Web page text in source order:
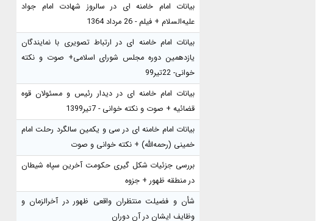
بیانات امام خامنه ای در سالروز شهادت امام جواد
علیه‌السلام + فیلم - 26 مرداد 1364
بیانات امام خامنه ای در ارتباط تصویری با نمایندگان
یازدهمین دوره مجلس شورای اسلامی+ صوت و نکته
خوانی- 22تیر99
بیانات امام خامنه ای در دیدار رئیس و مسئولان قوه
قضائیه + صوت و نکته خوانی - 7تیر1399
بیانات امام خامنه ای در سی و یکمین سالگرد رحلت امام
خمینی (رحمه‌الله) + نکته خوانی و صوت
بررسی جزئیات شکل گیری حکومت آخرین سپاه شیطان
در منطقه ظهور + جزوه
شأن و فضیلت منتظران واقعی ظهور در آخرالزمان و
وظایف ایشان در آن دوران